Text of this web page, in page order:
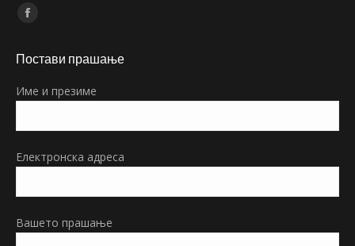
Find us on:
Facebook
opens
new
Постави прашање
Име и презиме
Електронска адреса
Вашето прашање